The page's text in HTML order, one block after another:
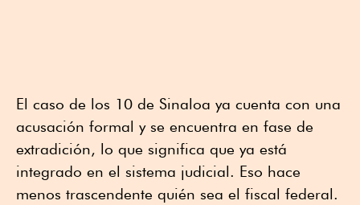
El caso de los 10 de Sinaloa ya cuenta con una
acusación formal y se encuentra en fase de
extradición, lo que significa que ya está
integrado en el sistema judicial. Eso hace
menos trascendente quién sea el fiscal federal.